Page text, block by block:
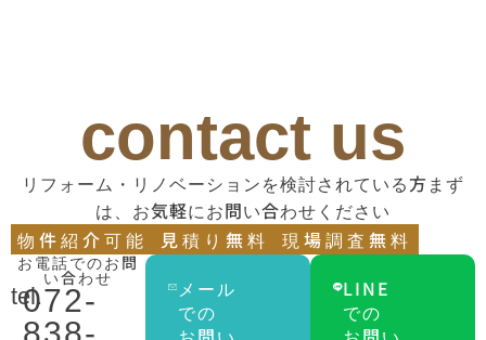
contact us
リフォーム・リノベーションを検討されている方まず
は、お気軽にお問い合わせください
物件紹介可能
見積り無料 現場調査無料
お電話でのお問
い合わせ
tel.
072-
メール
での
LINE
での